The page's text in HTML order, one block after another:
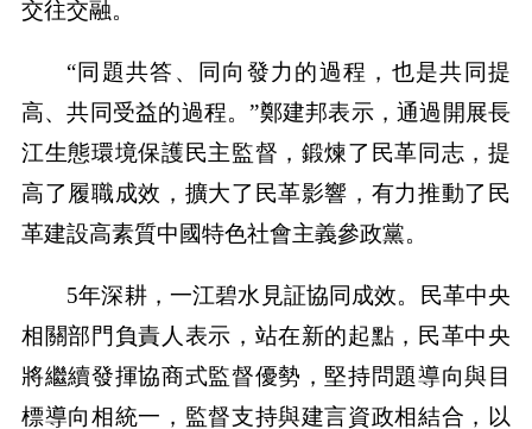
交往交融。
“同題共答、同向發力的過程，也是共同提
高、共同受益的過程。”鄭建邦表示，通過開展長
江生態環境保護民主監督，鍛煉了民革同志，提
高了履職成效，擴大了民革影響，有力推動了民
革建設高素質中國特色社會主義參政黨。
5年深耕，一江碧水見証協同成效。民革中央
相關部門負責人表示，站在新的起點，民革中央
將繼續發揮協商式監督優勢，堅持問題導向與目
標導向相統一，監督支持與建言資政相結合，以